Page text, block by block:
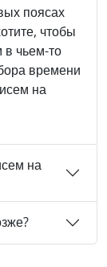
поясах
чтобы
чьем-то
времени
на
на